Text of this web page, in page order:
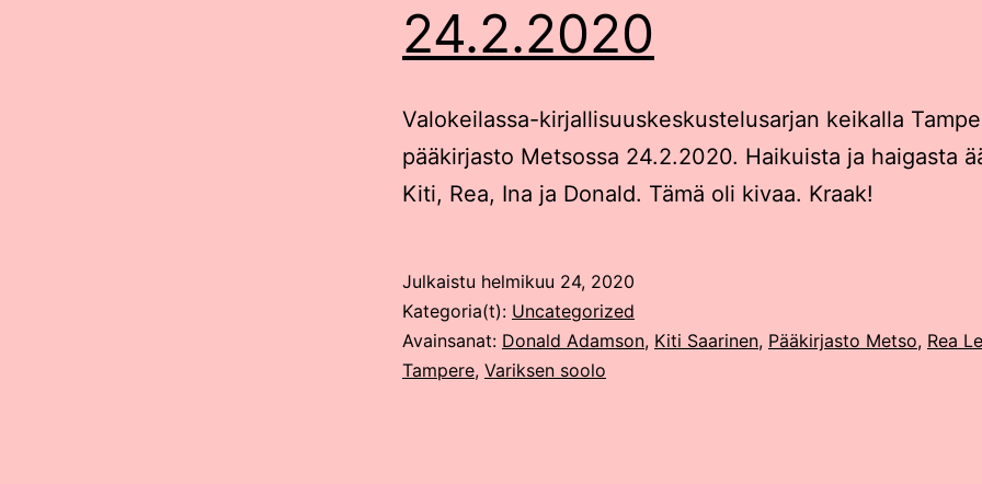
24.2.2020
Valokeilassa-kirjallisuuskeskustelusarjan keikalla
pääkirjasto Metsossa 24.2.2020. Haikuista ja haigasta
Kiti, Rea, Ina ja Donald. Tämä oli kivaa. Kraak!
Julkaistu helmikuu 24, 2020
Kategoria(t): Uncategorized
Avainsanat: Donald Adamson, Kiti Saarinen, Pääkirjasto Metso, Rea
Tampere, Variksen soolo